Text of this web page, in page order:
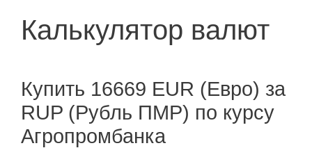
Калькулятор валют
Купить 16669 EUR (Евро) за
RUP (Рубль ПМР) по курсу
Агропромбанка